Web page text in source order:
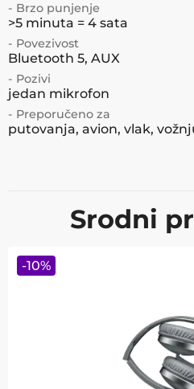
- Brzo punjenje
>5 minuta = 4 sata
- Povezivost
Bluetooth 5, AUX
- Pozivi
jedan mikrofon
- Preporučeno za
putovanja, avion, vlak,
Srodni
-10%